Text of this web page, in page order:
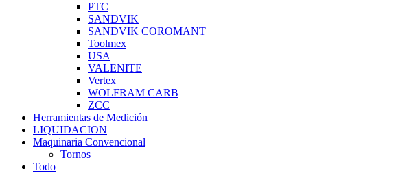
PTC
SANDVIK
SANDVIK COROMANT
Toolmex
USA
VALENITE
Vertex
WOLFRAM CARB
ZCC
Herramientas de Medición
LIQUIDACION
Maquinaria Convencional
Tornos
Todo